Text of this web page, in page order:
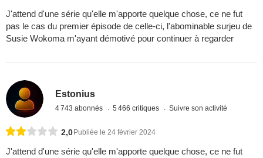
J'attend d'une série qu'elle m'apporte quelque chose, ce ne fut
pas le cas du premier épisode de celle-ci, l'abominable surjeu de
Susie Wokoma m'ayant démotivé pour continuer à regarder
Estonius
4 743 abonnés 5 466 critiques Suivre son activité
2,0 Publiée le 24 février 2024
J'attend d'une série qu'elle m'apporte quelque chose, ce ne fut